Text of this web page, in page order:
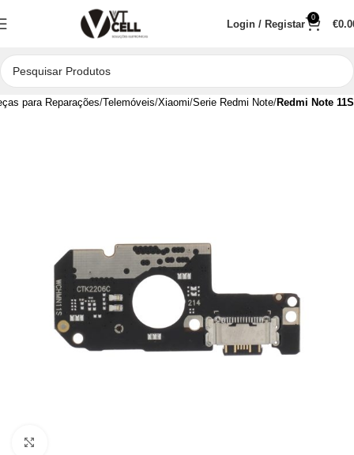
Login / Registar
0
€
para Reparações Telemóveis Xiaomi Serie Redmi Note Redmi Note 11S